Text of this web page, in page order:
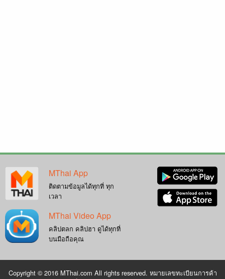
MThai App
ติดตามข้อมูลได้ทุกที่ ทุก
เวลา
MThai Video App
คลิปตลก คลิปฮา ดูได้ทุกที่
บนมือถือคุณ
Copyright © 2016 MThai.com All rights reserved. หมายเลขทะเบียนการค้า